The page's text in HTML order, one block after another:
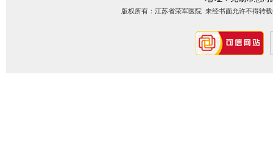
版权所有：江苏省荣军医院 未经书面允许不得转